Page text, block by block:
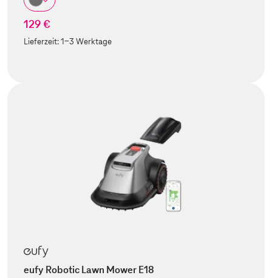
129 €
Lieferzeit:1-3 Werktage
eufy Robotic Lawn Mower E18